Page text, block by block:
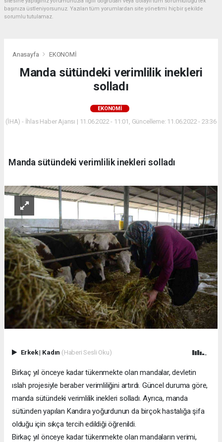
başınıza üstleniyorsunuz. Yazılan tüm yorumlardan site yönetimi hiçbir şekilde
sorumlu tutulamaz.
Anasayfa EKONOMİ
Manda sütündeki verimlilik inekleri
solladı
EKONOMİ
(İHA) - İhlas Haber Ajansı | 11.06.2022 - 11:01, Güncelleme: 11.06.2022 - 23:36
Manda sütündeki verimlilik inekleri solladı
Erkek| Kadın (Haberi Sesli Oku)
Birkaç yıl önceye kadar tükenmekte olan mandalar, devletin
ıslah projesiyle beraber verimliliğini artırdı. Güncel duruma göre,
manda sütündeki verimlilik inekleri solladı. Ayrıca, manda
sütünden yapılan Kandıra yoğurdunun da birçok hastalığa şifa
olduğu için sıkça tercih edildiği öğrenildi.
Birkaç yıl önceye kadar tükenmekte olan mandaların verimi,